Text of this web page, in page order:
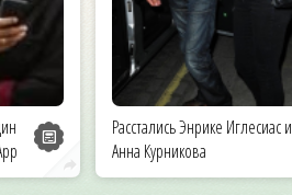
Расстались Энрике Иглесиас и
Анна Курникова